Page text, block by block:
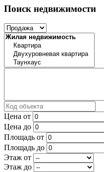
Поиск недвижимости
Цена от
Цена до
Площадь от
Площадь до
Этаж от
Этаж до